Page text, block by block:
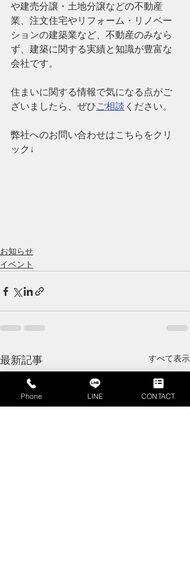
や建売分譲・土地分譲などの不動産
業、注文住宅やリフォーム・リノベー
ションの建築業など、 不動産のみなら
ず、建築に関する実績と知識が豊富な
会社です。
住まいに関する情報で気になる点がご
ざいましたら、ぜひご相談 ください。
弊社へのお問い合わせはこちらをクリ
ック↓
お知らせ
イベント
最新記事 すべて表示
Phone LINE CONTACT